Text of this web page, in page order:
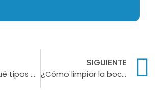
Descubre qué tipos de ortodoncia metálica existen
SIGUIENTE
¿Cómo limpiar la boca a un bebé? ¡Descúbrelo!